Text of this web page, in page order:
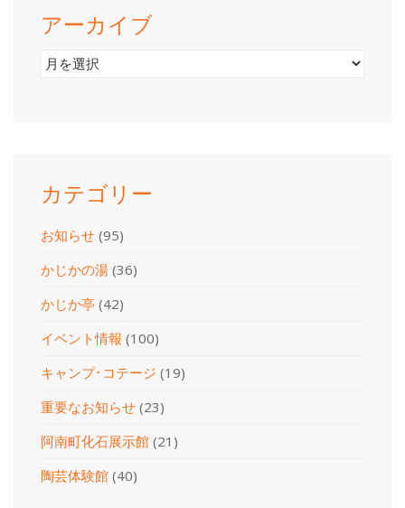
アーカイブ
ア
カテゴリー
お知らせ (95)
かじかの湯 (36)
かじか亭 (42)
イベント情報 (100)
キャンプ･コテージ (19)
重要なお知らせ (23)
阿南町化石展示館 (21)
陶芸体験館 (40)